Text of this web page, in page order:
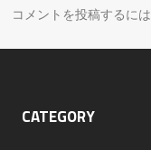
コメントを投稿するには
CATEGORY